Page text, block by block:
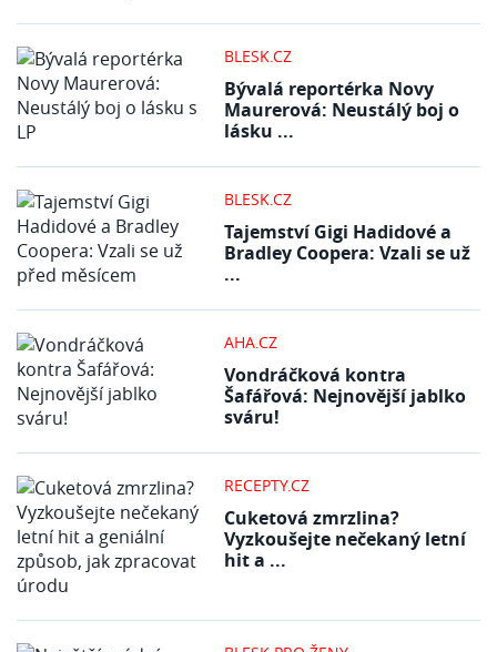
BLESK.CZ
Bývalá reportérka Novy
Maurerová: Neustálý boj o
lásku ...
BLESK.CZ
Tajemství Gigi Hadidové a
Bradley Coopera: Vzali se už
...
AHA.CZ
Vondráčková kontra
Šafářová: Nejnovější jablko
sváru!
RECEPTY.CZ
Cuketová zmrzlina?
Vyzkoušejte nečekaný letní
hit a ...